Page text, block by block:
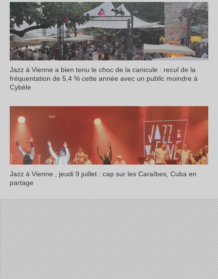
Jazz à Vienne a bien tenu le choc de la canicule : recul de la
fréquentation de 5,4 % cette année avec un public moindre à
Cybèle
Jazz à Vienne , jeudi 9 juillet : cap sur les Caraïbes, Cuba en
partage